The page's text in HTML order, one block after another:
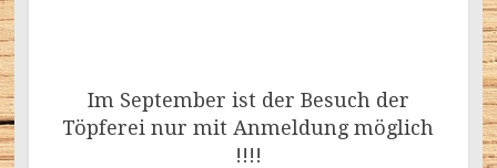
Im September ist der Besuch der
Töpferei nur mit Anmeldung möglich
!!!!